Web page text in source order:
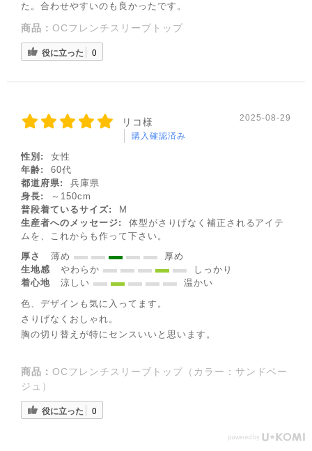
た。合わせやすいのも良かったです。
商品： OCフレンチスリーブトップ
役に立った 0
リコ様
購入確認済み
2025-08-29
性別:
女性
年齢:
60代
都道府県:
兵庫県
身長:
～150cm
普段着ているサイズ:
M
生産者へのメッセージ:
体型がさりげなく補正されるアイテ
ムを、これからも作って下さい。
厚さ
薄め
厚め
生地感
やわらか
しっかり
着心地
涼しい
温かい
色、デザインも気に入ってます。
さりげなくおしゃれ。
胸の切り替えが特にセンスいいと思います。
商品： OCフレンチスリーブトップ（カラー：サンドベー
ジュ）
役に立った 0